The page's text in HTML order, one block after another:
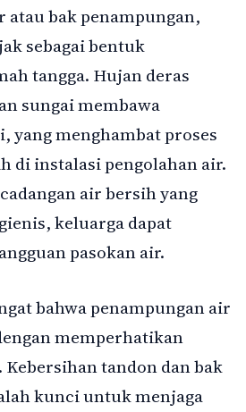
bak penampungan,
sebagai bentuk
tangga. Hujan deras
sungai membawa
yang menghambat proses
di instalasi pengolahan air.
air bersih yang
keluarga dapat
pasokan air.
bahwa penampungan air
memperhatikan
Kebersihan tandon dan bak
kunci untuk menjaga